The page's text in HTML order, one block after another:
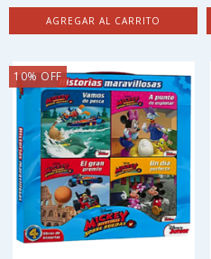
AGREGAR AL CARRITO
10%OFF